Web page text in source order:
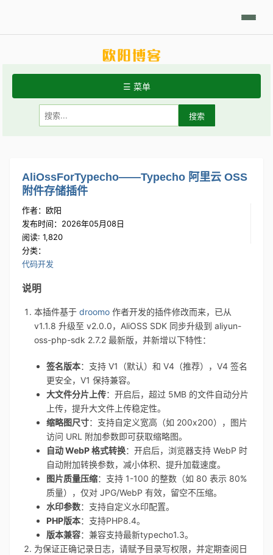
日积月累Linux摘要技术相关学习笔记代码开发分享发现
☰ 菜单
常用Linux命令
AliOssForTypecho——Typecho 阿里云 OSS
附件存储插件
作者：欧阳
发布时间：2026年05月08日
阅读: 1,820
分类：
代码开发
说明
本插件基于 droomo 作者开发的插件修改而来，已从
v1.1.8 升级至 v2.0.0，AliOSS SDK 同步升级到 aliyun-
oss-php-sdk 2.7.2 最新版，并新增以下特性：
签名版本：支持 V1（默认）和 V4（推荐），V4 签名
更安全，V1 保持兼容。
大文件分片上传：开启后，超过 5MB 的文件自动分片
上传，提升大文件上传稳定性。
缩略图尺寸：支持自定义宽高（如 200x200），图片
访问 URL 附加参数即可获取缩略图。
自动 WebP 格式转换：开启后，浏览器支持 WebP 时
自动附加转换参数，减小体积、提升加载速度。
图片质量压缩：支持 1-100 的整数（如 80 表示 80%
质量），仅对 JPG/WebP 有效，留空不压缩。
水印参数：支持自定义水印配置。
PHP版本：支持PHP8.4。
版本兼容：兼容支持最新typecho1.3。
为保证正确记录日志，请赋予目录写权限，并定期查阅日